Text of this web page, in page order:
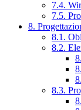
7.4.
7.5.
8.
8.1.
8.2.
8.3.